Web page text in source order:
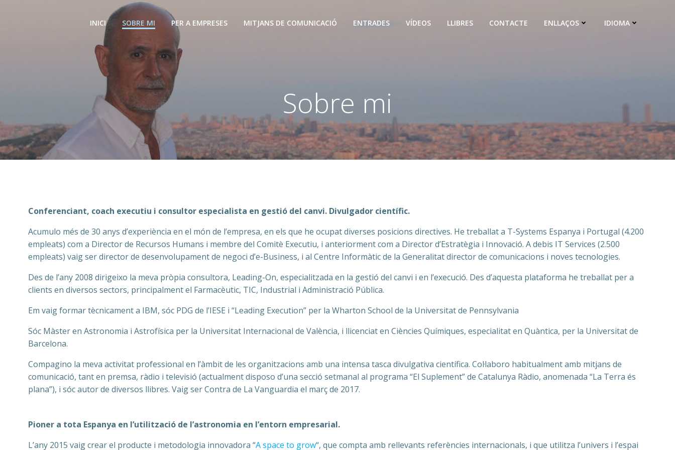
INICI SOBRE MI PER A EMPRESES MITJANS DE COMUNICACIÓ ENTRADES VÍDEOS LLIBRES CONTACTE ENLLAÇOS IDIOMA
Sobre mi
Conferenciant, coach executiu i consultor especialista en gestió del canvi. Divulgador científic.
Acumulo més de 30 anys d’experiència en el món de l’empresa, en els que he ocupat diverses posicions directives. He treballat a T-Systems Espanya i Portugal (4.200
empleats) com a Director de Recursos Humans i membre del Comitè Executiu, i anteriorment com a Director d’Estratègia i Innovació. A debis IT Services (2.500
empleats) vaig ser director de desenvolupament de negoci d’e-Business, i al Centre Informàtic de la Generalitat director de comunicacions i noves tecnologies.
Des de l’any 2008 dirigeixo la meva pròpia consultora, Leading-On, especialitzada en la gestió del canvi i en l’execució. Des d’aquesta plataforma he treballat per a
clients en diversos sectors, principalment el Farmacèutic, TIC, Industrial i Administració Pública.
Em vaig formar tècnicament a IBM, sóc PDG de l’IESE i “Leading Execution” per la Wharton School de la Universitat de Pennsylvania
Sóc Màster en Astronomia i Astrofísica per la Universitat Internacional de València, i llicenciat en Ciències Químiques, especialitat en Quàntica, per la Universitat de
Barcelona.
Compagino la meva activitat professional en l’àmbit de les organitzacions amb una intensa tasca divulgativa científica. Col·laboro habitualment amb mitjans de
comunicació, tant en premsa, ràdio i televisió (actualment disposo d’una secció setmanal al programa “El Suplement” de Catalunya Ràdio, anomenada “La Terra és
plana”), i sóc autor de diversos llibres. Vaig ser Contra de La Vanguardia el març de 2017.
Pioner a tota Espanya en l’utilització de l’astronomia en l’entorn empresarial.
L’any 2015 vaig crear el producte i metodologia innovadora “A space to grow“, que compta amb rellevants referències internacionals, i que utilitza l’univers i l’espai